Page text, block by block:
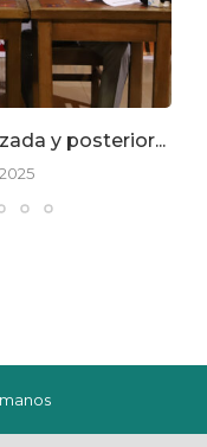
y posterior...